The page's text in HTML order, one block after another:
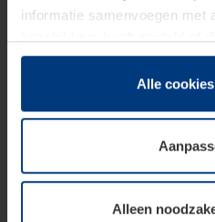
informatie samenvoegen met
hun diensten hebben
Juridisch hebben wij het recht
van deze pagina's absoluut
soorten cookies is uw
toestemming kunt u op elk
wijzigen of herroepen.
Alle
Alleen